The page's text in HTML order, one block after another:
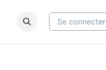
Contactez-nousSe connecter